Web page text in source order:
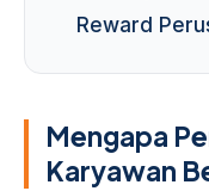
Reward
Mengapa
Karyawan